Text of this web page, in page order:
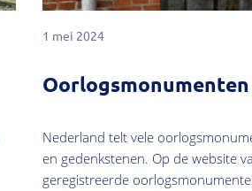
1 mei 2024
Nederland telt vele
en gedenkstenen. Op de website
geregistreerde